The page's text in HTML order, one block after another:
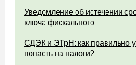
Уведомление об истечении
ключа фискального
СДЭК и ЭТрН: как правильно
попасть на налоги?